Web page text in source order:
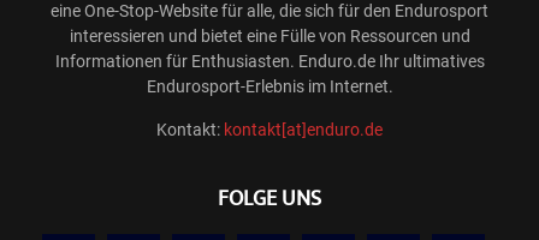
eine One-Stop-Website für alle, die sich für den Endurosport
interessieren und bietet eine Fülle von Ressourcen und
Informationen für Enthusiasten. Enduro.de Ihr ultimatives
Endurosport-Erlebnis im Internet.
Kontakt: kontakt[at]enduro.de
FOLGE UNS